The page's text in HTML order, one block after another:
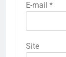
E-mail *
Site